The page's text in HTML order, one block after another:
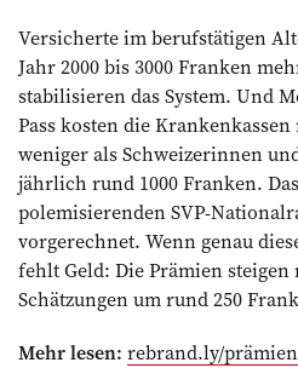
Versicherte im berufstätigen
Jahr 2000 bis 3000 Franken
stabilisieren das System. Und
Pass kosten die
weniger als Schweizerinnen
jährlich rund 1000 Franken.
polemisierenden SVP-
vorgerechnet. Wenn genau
fehlt Geld: Die Prämien
Schätzungen um rund 250
Mehr lesen: rebrand.ly/